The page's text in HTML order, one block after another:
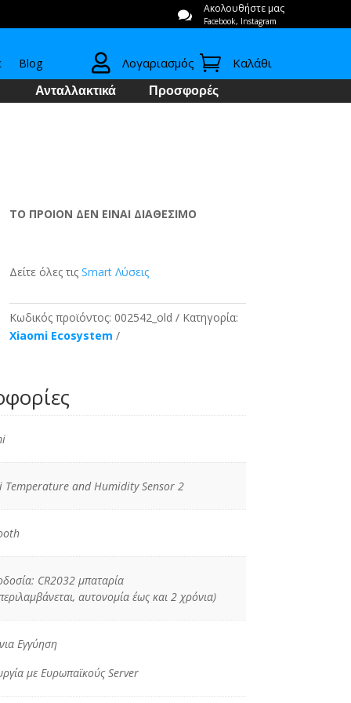
 Ακολουθήστε μας
Facebook, Instagram
Blog  Λογαριασμός  Καλάθι
Ανταλλακτικά Προσφορές
ΤΟ ΠΡΟΙΟΝ ΔΕΝ ΕΙΝΑΙ ΔΙΑΘΕΣΙΜΟ
Δείτε όλες τις Smart Λύσεις
Κωδικός προϊόντος: 002542_old
Κατηγορία:
Xiaomi Ecosystem
Temperature and Humidity Sensor 2
CR2032 μπαταρία
αυτονομία έως και 2 χρόνια)
Εγγύηση
με Ευρωπαϊκούς Server